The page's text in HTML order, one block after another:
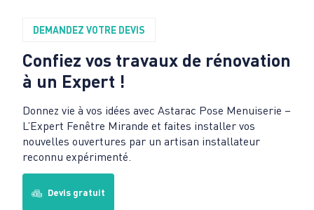
DEMANDEZ VOTRE DEVIS
Confiez vos travaux de rénovation
à un Expert !
Donnez vie à vos idées avec Astarac Pose Menuiserie –
L’Expert Fenêtre Mirande et faites installer vos
nouvelles ouvertures par un artisan installateur
reconnu expérimenté.
Devis gratuit